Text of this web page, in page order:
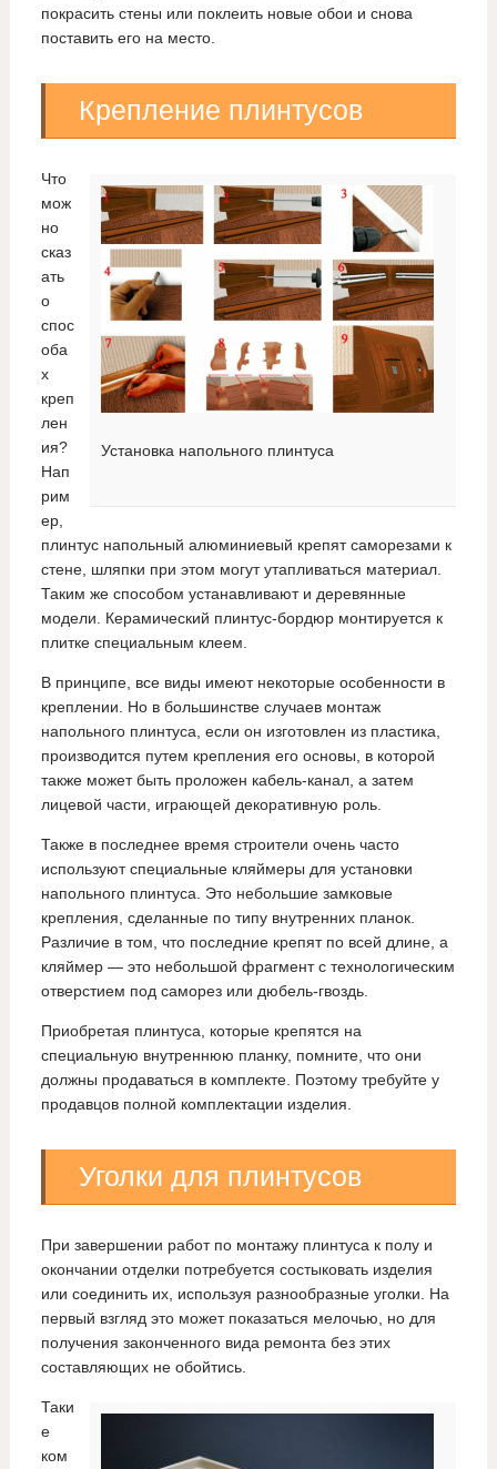
покрасить стены или поклеить новые обои и снова
поставить его на место.
Крепление плинтусов
Установка напольного плинтуса
Что
мож
но
сказ
ать
о
спос
оба
х
креп
лен
ия?
Нап
рим
ер,
плинтус напольный алюминиевый крепят саморезами к
стене, шляпки при этом могут утапливаться материал.
Таким же способом устанавливают и деревянные
модели. Керамический плинтус-бордюр монтируется к
плитке специальным клеем.
В принципе, все виды имеют некоторые особенности в
креплении. Но в большинстве случаев монтаж
напольного плинтуса, если он изготовлен из пластика,
производится путем крепления его основы, в которой
также может быть проложен кабель-канал, а затем
лицевой части, играющей декоративную роль.
Также в последнее время строители очень часто
используют специальные кляймеры для установки
напольного плинтуса. Это небольшие замковые
крепления, сделанные по типу внутренних планок.
Различие в том, что последние крепят по всей длине, а
кляймер — это небольшой фрагмент с технологическим
отверстием под саморез или дюбель-гвоздь.
Приобретая плинтуса, которые крепятся на
специальную внутреннюю планку, помните, что они
должны продаваться в комплекте. Поэтому требуйте у
продавцов полной комплектации изделия.
Уголки для плинтусов
При завершении работ по монтажу плинтуса к полу и
окончании отделки потребуется состыковать изделия
или соединить их, используя разнообразные уголки. На
первый взгляд это может показаться мелочью, но для
получения законченного вида ремонта без этих
составляющих не обойтись.
Таки
е
ком